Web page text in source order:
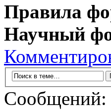
Правила
Научный
Сообщений: